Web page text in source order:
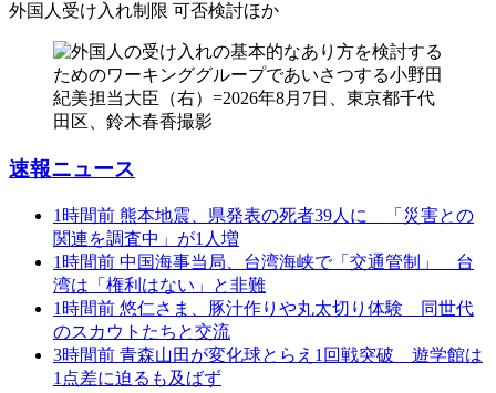
外国人受け入れ制限 可否検討ほか
速報ニュース
1時間前 熊本地震、県発表の死者39人に 「災害との
関連を調査中」が1人増
1時間前 中国海事当局、台湾海峡で「交通管制」 台
湾は「権利はない」と非難
1時間前 悠仁さま、豚汁作りや丸太切り体験 同世代
のスカウトたちと交流
3時間前 青森山田が変化球とらえ1回戦突破 遊学館は
1点差に迫るも及ばず